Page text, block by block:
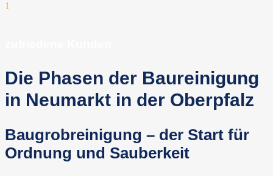
1
Die Phasen der Baureinigung
in Neumarkt in der Oberpfalz
Baugrobreinigung – der Start für
Ordnung und Sauberkeit